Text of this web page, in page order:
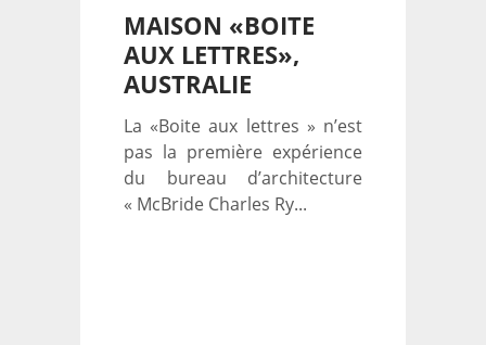
MAISON «BOITE
AUX LETTRES»,
AUSTRALIE
La «Boite aux lettres » n’est
pas la première expérience
du bureau d’architecture
« McBride Charles Ry...